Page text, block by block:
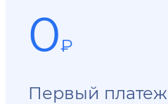
0₽
Первый платеж